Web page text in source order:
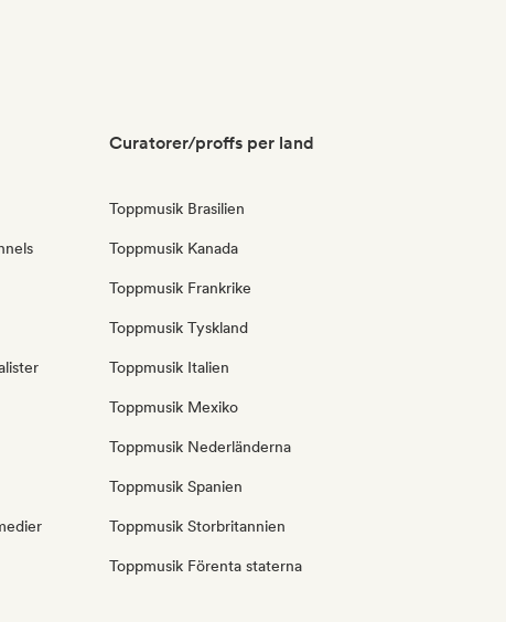
Curatorer/proffs per land
Toppmusik Brasilien
Toppmusik Kanada
Toppmusik Frankrike
Toppmusik Tyskland
Toppmusik Italien
Toppmusik Mexiko
Toppmusik Nederländerna
Toppmusik Spanien
Toppmusik Storbritannien
Toppmusik Förenta staterna